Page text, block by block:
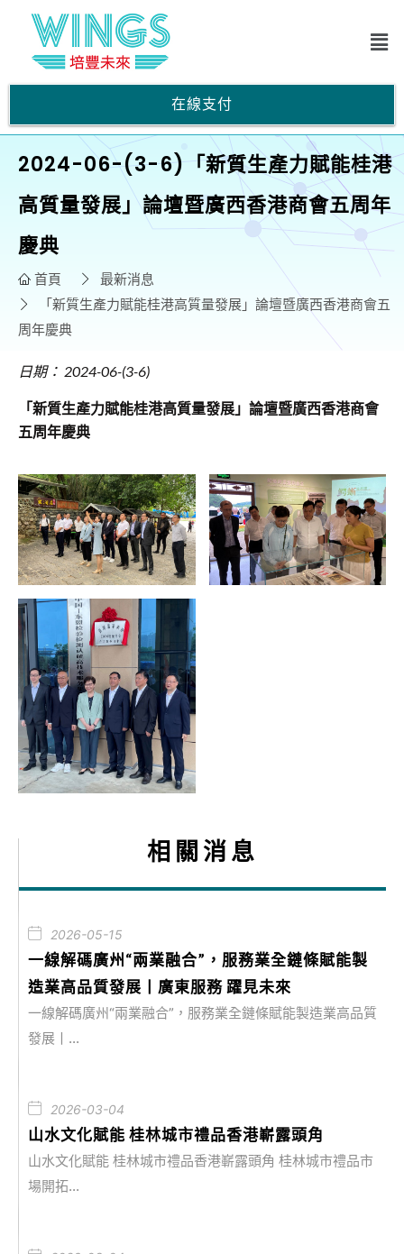
在線支付
2024-06-(3-6)「新質生產力賦能桂港
高質量發展」論壇暨廣西香港商會五周年
慶典
首頁
最新消息
「新質生產力賦能桂港高質量發展」論壇暨廣西香港商會五
周年慶典
日期： 2024-06-(3-6)
「新質生產力賦能桂港高質量發展」論壇暨廣西香港商會
五周年慶典
相關消息
2026-05-15
一線解碼廣州“兩業融合”，服務業全鏈條賦能製
造業高品質發展丨廣東服務 躍見未來
一線解碼廣州“兩業融合”，服務業全鏈條賦能製造業高品質
發展丨...
2026-03-04
山水文化賦能 桂林城市禮品香港嶄露頭角
山水文化賦能 桂林城市禮品香港嶄露頭角 桂林城市禮品市
場開拓...